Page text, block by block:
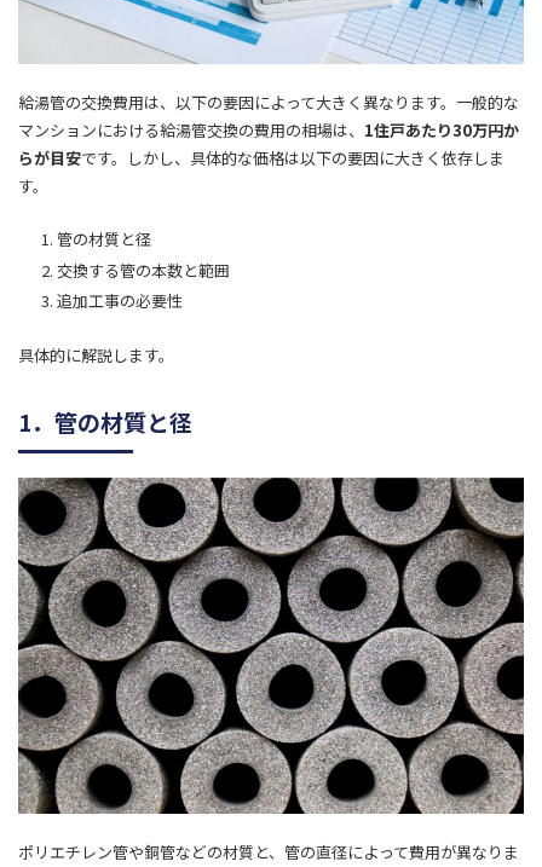
給湯管の交換費用は、以下の要因によって大きく異なります。一般的な
マンションにおける給湯管交換の費用の相場は、 1住戸あたり30万円か
らが目安です。しかし、具体的な価格は以下の要因に大きく依存しま
す。
管の材質と径
交換する管の本数と範囲
追加工事の必要性
具体的に解説します。
1．管の材質と径
ポリエチレン管や銅管などの材質と、管の直径によって費用が異なりま